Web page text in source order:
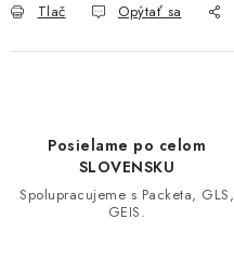
Tlač Opýtať sa
Posielame po celom
SLOVENSKU
Spolupracujeme s Packeta, GLS,
GEIS.